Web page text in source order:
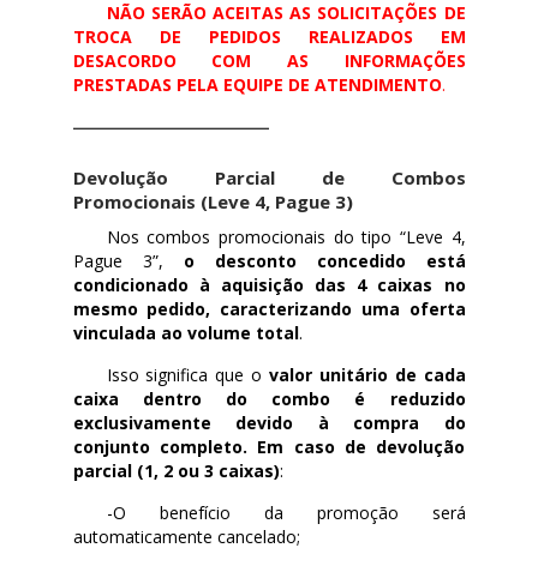
NÃO SERÃO ACEITAS AS SOLICITAÇÕES DE
TROCA DE PEDIDOS REALIZADOS EM
DESACORDO COM AS INFORMAÇÕES
PRESTADAS PELA EQUIPE DE ATENDIMENTO.
Devolução Parcial de Combos
Promocionais (Leve 4, Pague 3)
Nos combos promocionais do tipo “Leve 4,
Pague 3”, o desconto concedido está
condicionado à aquisição das 4 caixas no
mesmo pedido, caracterizando uma oferta
vinculada ao volume total.
Isso significa que o valor unitário de cada
caixa dentro do combo é reduzido
exclusivamente devido à compra do
conjunto completo. Em caso de devolução
parcial (1, 2 ou 3 caixas):
-O benefício da promoção será
automaticamente cancelado;